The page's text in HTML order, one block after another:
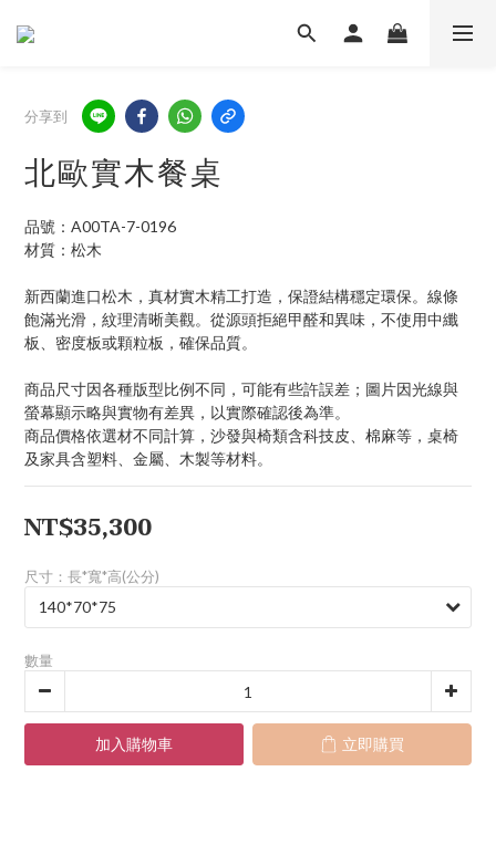
分享到
北歐實木餐桌
品號：A00TA-7-0196
材質：松木
新西蘭進口松木，真材實木精工打造，保證結構穩定環保。線條
飽滿光滑，紋理清晰美觀。從源頭拒絕甲醛和異味，不使用中纖
板、密度板或顆粒板，確保品質。
商品尺寸因各種版型比例不同，可能有些許誤差；圖片因光線與
螢幕顯示略與實物有差異，以實際確認後為準。
商品價格依選材不同計算，沙發與椅類含科技皮、棉麻等，桌椅
及家具含塑料、金屬、木製等材料。
NT$35,300
尺寸：長*寬*高(公分)
數量
加入購物車 立即購買